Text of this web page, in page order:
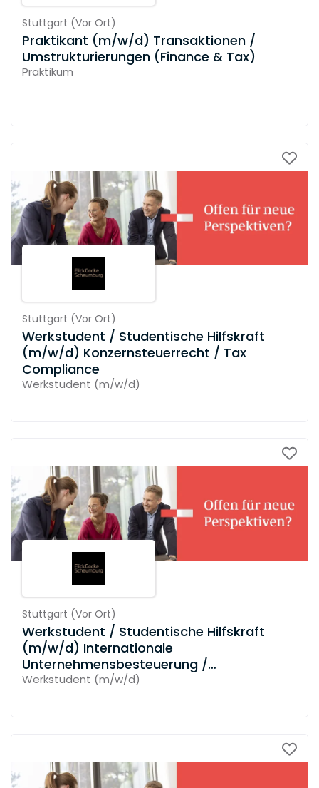
Stuttgart (Vor Ort)
Praktikant (m/w/d) Transaktionen /
Umstrukturierungen (Finance & Tax)
Praktikum
Stuttgart (Vor Ort)
Werkstudent / Studentische Hilfskraft
(m/w/d) Konzernsteuerrecht / Tax
Compliance
Werkstudent (m/w/d)
Stuttgart (Vor Ort)
Werkstudent / Studentische Hilfskraft
(m/w/d) Internationale
Unternehmensbesteuerung /
Verrechnungspreise
Werkstudent (m/w/d)